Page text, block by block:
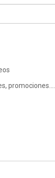
promociones....